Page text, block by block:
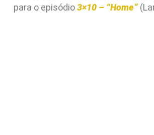
para o episódio3×10 – “Home”